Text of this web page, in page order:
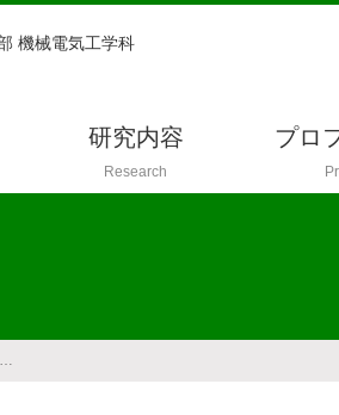
機械電気工学科
研究内容
Research
プロ
第一回 宇宙系研究室合同ゼミ